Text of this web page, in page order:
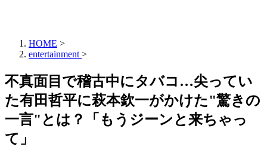
HOME >
entertainment >
不真面目で稽古中にタバコ…尖ってい
た有田哲平に萩本欽一がかけた"驚きの
一言"とは？「もうジーンと来ちゃっ
て」